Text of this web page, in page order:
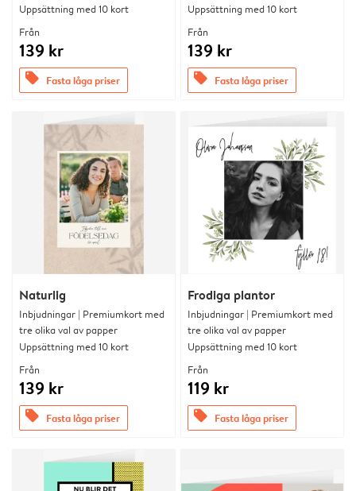
Uppsättning med 10 kort
Från
139 kr
offers Fasta låga priser
Uppsättning med 10 kort
Från
139 kr
offers Fasta låga priser
Naturlig
Inbjudningar | Premiumkort med
tre olika val av papper
Uppsättning med 10 kort
Från
139 kr
offers Fasta låga priser
Frodiga plantor
Inbjudningar | Premiumkort med
tre olika val av papper
Uppsättning med 10 kort
Från
119 kr
offers Fasta låga priser